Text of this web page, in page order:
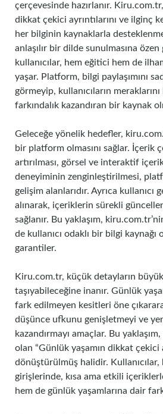
çerçevesinde hazırlanır.
dikkat çekici ayrıntılarını ve ilginç
her bilginin kaynaklarla
anlaşılır bir dilde sunulmasına
kullanıcılar, hem eğitici hem de
yaşar. Platform, bilgi paylaşımını
görmeyip, kullanıcıların
farkındalık kazandıran bir kaynak
Geleceğe yönelik hedefler,
bir platform olmasını sağlar. İçerik
artırılması, görsel ve interaktif
deneyiminin zenginleştirilmesi,
gelişim alanlarıdır. Ayrıca
alınarak, içeriklerin sürekli
sağlanır. Bu yaklaşım,
de kullanıcı odaklı bir bilgi kaynağı
garantiler.
Kiru.com.tr, küçük detayların
taşıyabileceğine inanır. Günlük
fark edilmeyen kesitleri öne
düşünce ufkunu genişletmeyi ve
kazandırmayı amaçlar. Bu
olan “Günlük yaşamın dikkat çekici
dönüştürülmüş halidir. Kullanıcılar,
girişlerinde, kısa ama etkili
hem de günlük yaşamlarına dair